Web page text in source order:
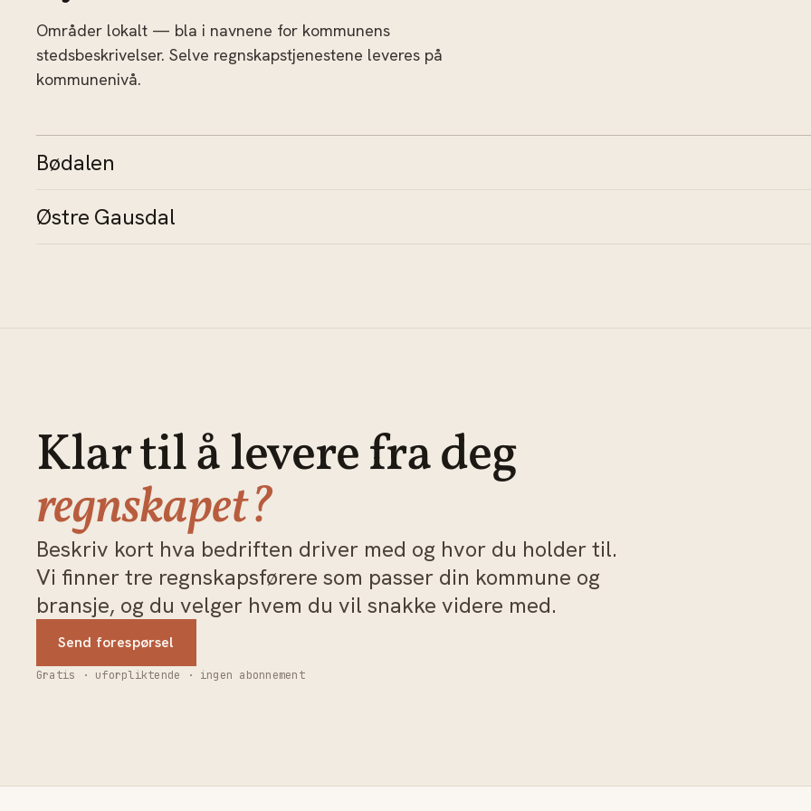
Områder lokalt — bla i navnene for kommunens
stedsbeskrivelser. Selve regnskapstjenestene leveres på
kommunenivå.
Bødalen
Østre Gausdal
Klar til å levere fra deg
regnskapet?
Beskriv kort hva bedriften driver med og hvor du holder til.
Vi finner tre regnskapsførere som passer din kommune og
bransje, og du velger hvem du vil snakke videre med.
Send forespørsel
Gratis · uforpliktende · ingen abonnement